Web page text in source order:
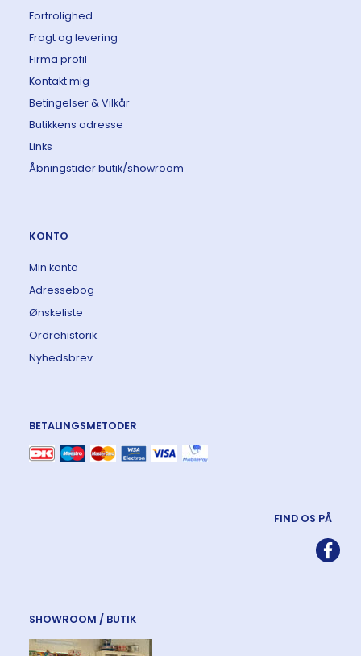
Fortrolighed
Fragt og levering
Firma profil
Kontakt mig
Betingelser & Vilkår
Butikkens adresse
Links
Åbningstider butik/showroom
KONTO
Min konto
Adressebog
Ønskeliste
Ordrehistorik
Nyhedsbrev
BETALINGSMETODER
FIND OS PÅ
SHOWROOM / BUTIK